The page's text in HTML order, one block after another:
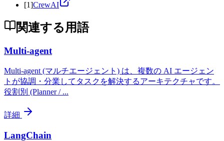
[1]CrewAI
関連する用語
Multi-agent
Multi-agent (マルチエージェント) は、複数の AI エージェン
トが協調・分業してタスクを解決するアーキテクチャです。
役割別 (Planner / ...
詳細
LangChain